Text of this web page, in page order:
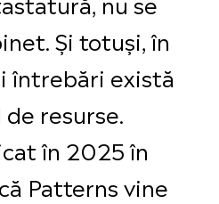
Și totuși, în
întrebări există
resurse.
în 2025 în
Patterns vine